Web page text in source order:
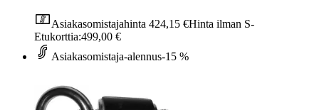
Asiakasomistajahinta 424,15 €Hinta ilman S-
Etukorttia:499,00 €
Asiakasomistaja-alennus-15 %